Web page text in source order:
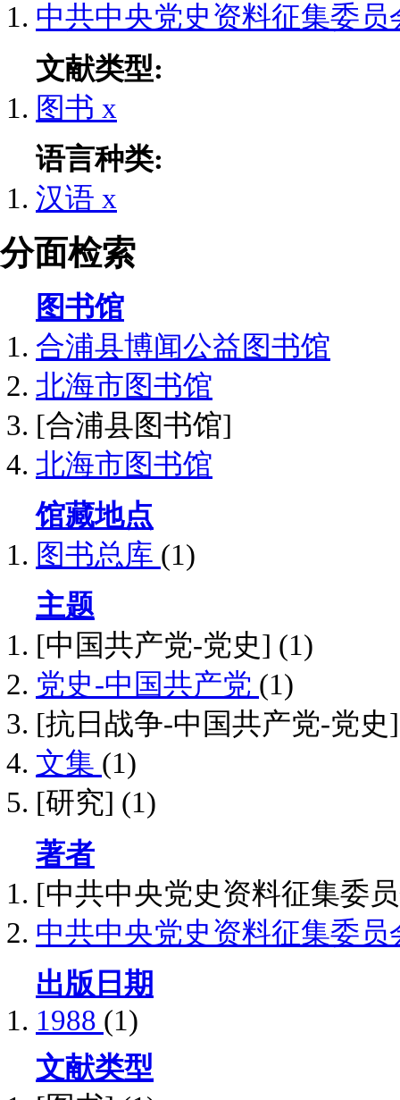
中共中央党史资料征集委
文献类型:
图书 x
语言种类:
汉语 x
分面检索
图书馆
合浦县博闻公益图书馆
北海市图书馆
[合浦县图书馆]
北海市图书馆
馆藏地点
图书总库 (1)
主题
[中国共产党-党史] (1)
党史-中国共产党 (1)
[抗日战争-中国共产党-党
文集 (1)
[研究] (1)
著者
[中共中央党史资料征集委
中共中央党史资料征集委
出版日期
1988 (1)
文献类型